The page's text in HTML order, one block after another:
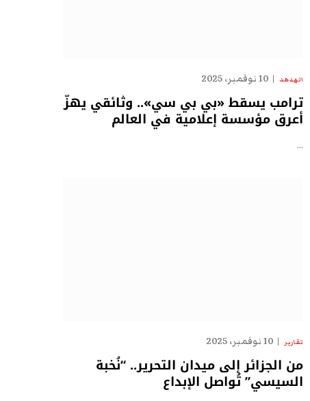
الهدهد 10 نوفمبر، 2025
ترامب يسقط «بي بي سي».. وثائقي يهزّ
أعرق مؤسسة إعلامية في العالم
…
تقارير 10 نوفمبر، 2025
من الجزائر إلى ميدان التحرير.. “نُخبة
السيسي” تُواصل الإبداع